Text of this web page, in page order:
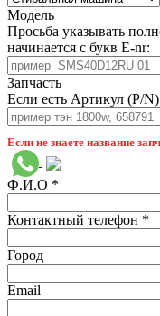
Модель
Просьба указывать
начинается с букв E-nr:
Запчасть
Если есть Артикул (P/
Если не знаете название
Ф.И.О *
Контактный телефон *
Город
Email